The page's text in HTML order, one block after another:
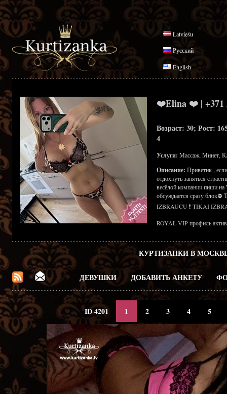
Latviešu
Русский
English
❤️Elina ❤️ | +371
Возраст: 30; Рост:
4
Услуги: Массаж, Минет,
Описание: Приветик ,
отдохнуть заняться
весёлой компании пиши
обсуждается сразу
IZBRAUCU ❗ TIKAI
ROYAL VIP профиль
КУРТИЗАНКИ В
ДЕВУШКИ ДОБАВИТЬ АНКЕТУ
ID 4201 1 2 3 4 5